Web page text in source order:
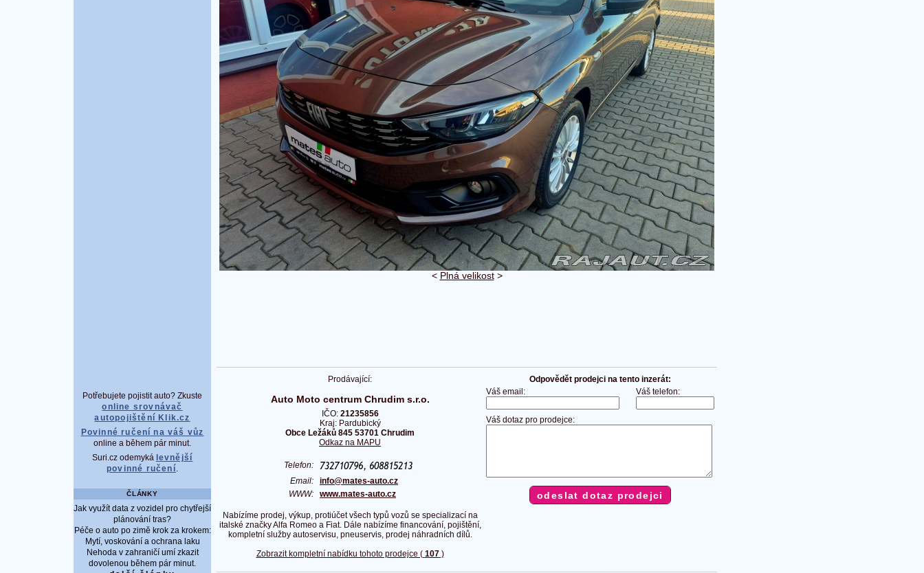
Potřebujete pojistit auto? Zkuste
online srovnávač
autopojištění Klik.cz
Povinné ručení na váš vůz
online a během pár minut.
Suri.cz odemyká levnější
povinné ručení.
ČLÁNKY
Jak využít data z vozidel pro chytřejší
plánování tras?
Péče o auto po zimě krok za krokem:
Mytí, voskování a ochrana laku
Nehoda v zahraničí umí zkazit
dovolenou během pár minut.
< Plná velikost>
Prodávající:
Auto Moto centrum Chrudim s.r.o.
IČO: 21235856
Kraj: Pardubický
Obce Ležáků 845 53701 Chrudim
Odkaz na MAPU
Telefon:
Email: info@mates-auto.cz
WWW: www.mates-auto.cz
Nabízíme prodej, výkup, protiúčet všech typů vozů se specializací na
italské značky Alfa Romeo a Fiat. Dále nabízíme financování, pojištění,
kompletní služby autoservisu, pneuservis, prodej náhradních dílů.
Zobrazit kompletní nabídku tohoto prodejce ( 107)
Odpovědět prodejci na tento inzerát:
Váš email:
Váš telefon:
Váš dotaz pro prodejce: